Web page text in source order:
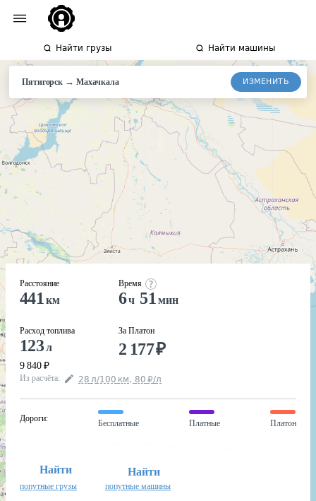
Найти грузы Найти машины
Пятигорск → Махачкала ИЗМЕНИТЬ
Расстояние
441 км
Расход топлива
123л
9 840 ₽
Время
6ч 51 мин
За Платон
2 177₽
Из расчёта: 28 л/100 км, 80 ₽/л
Дороги:
Бесплатные Платные Платон
Найти
попутные грузы
Найти
попутные машины